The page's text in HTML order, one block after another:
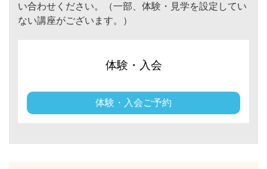
い合わせください。（一部、体験・見学を設定してい
ない講座がございます。）
体験・入会
体験・入会ご予約